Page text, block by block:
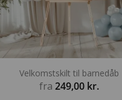
Velkomstskilt til barnedåb
fra 249,00 kr.